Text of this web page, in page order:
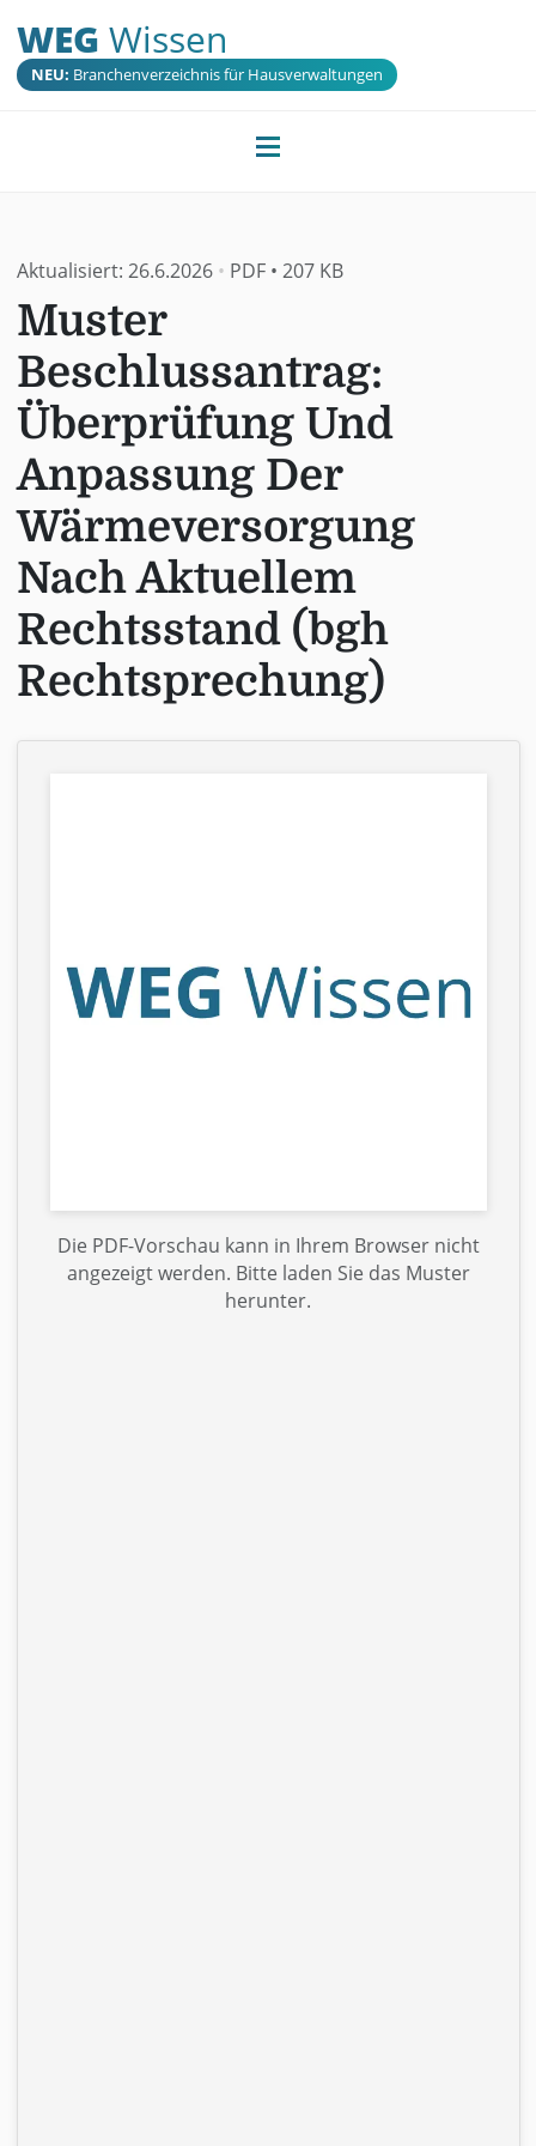
WEG Wissen
NEU: Branchenverzeichnis für Hausverwaltungen
Aktualisiert: 26.6.2026• PDF• 207 KB
Muster
Beschlussantrag:
Überprüfung Und
Anpassung Der
Wärmeversorgung
Nach Aktuellem
Rechtsstand (bgh
Rechtsprechung)
Die PDF-Vorschau kann in Ihrem Browser nicht
angezeigt werden. Bitte laden Sie das Muster
herunter.